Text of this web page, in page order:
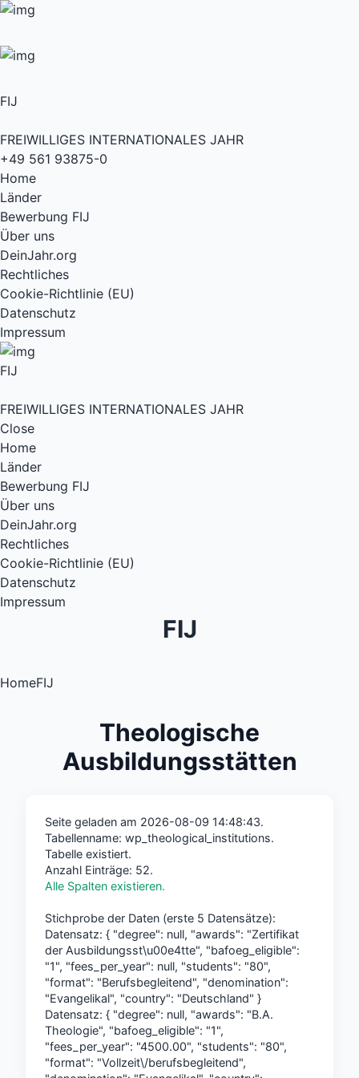
FIJ
FREIWILLIGES INTERNATIONALES JAHR
+49 561 93875-0
Home
Länder
Bewerbung FIJ
Über uns
DeinJahr.org
Rechtliches
Cookie-Richtlinie (EU)
Datenschutz
Impressum
FIJ
FREIWILLIGES INTERNATIONALES JAHR
Close
Home
Länder
Bewerbung FIJ
Über uns
DeinJahr.org
Rechtliches
Cookie-Richtlinie (EU)
Datenschutz
Impressum
FIJ
HomeFIJ
Theologische
Ausbildungsstätten
Seite geladen am 2026-08-09 14:48:43.
Tabellenname: wp_theological_institutions.
Tabelle existiert.
Anzahl Einträge: 52.
Alle Spalten existieren.
Stichprobe der Daten (erste 5 Datensätze):
Datensatz: { "degree": null, "awards": "Zertifikat
der Ausbildungsst\u00e4tte", "bafoeg_eligible":
"1", "fees_per_year": null, "students": "80",
"format": "Berufsbegleitend", "denomination":
"Evangelikal", "country": "Deutschland" }
Datensatz: { "degree": null, "awards": "B.A.
Theologie", "bafoeg_eligible": "1",
"fees_per_year": "4500.00", "students": "80",
"format": "Vollzeit\/berufsbegleitend",